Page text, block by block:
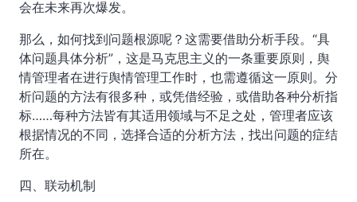
会在未来再次爆发。
那么，如何找到问题根源呢？这需要借助分析手段。“具
体问题具体分析”，这是马克思主义的一条重要原则，舆
情管理者在进行舆情管理工作时，也需遵循这一原则。分
析问题的方法有很多种，或凭借经验，或借助各种分析指
标……每种方法皆有其适用领域与不足之处，管理者应该
根据情况的不同，选择合适的分析方法，找出问题的症结
所在。
四、联动机制